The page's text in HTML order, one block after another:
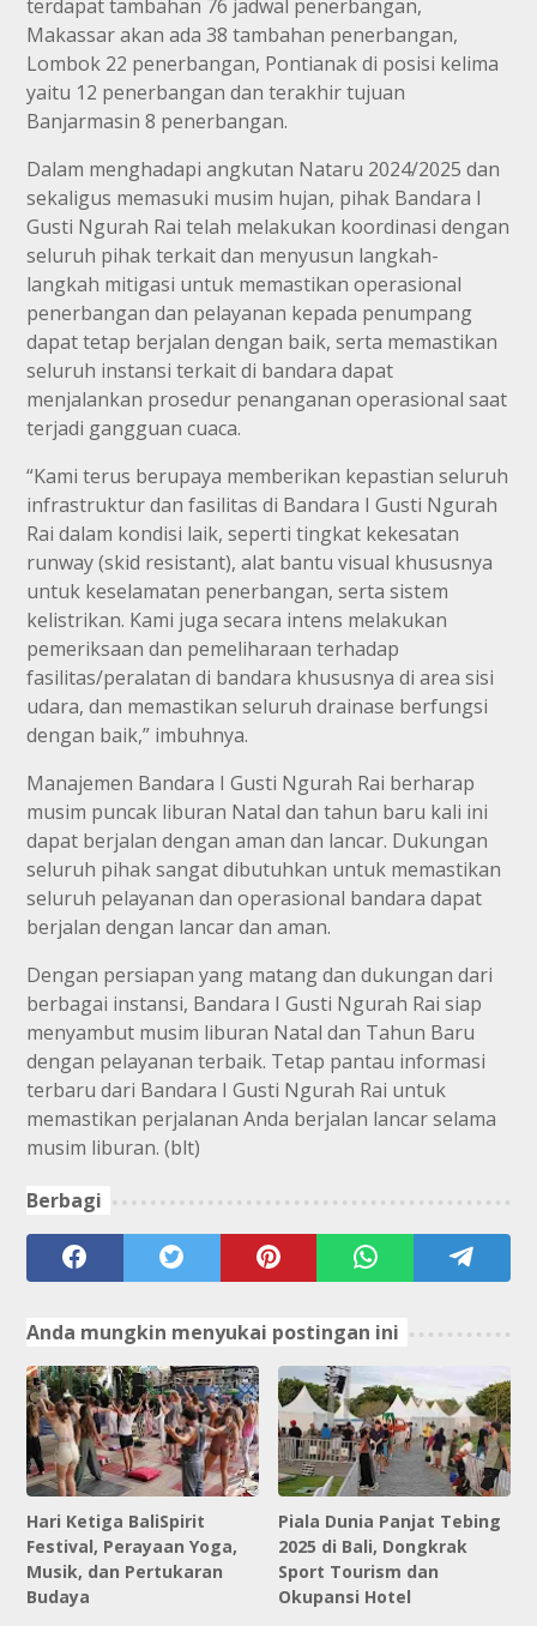
terdapat tambahan 76 jadwal penerbangan,
Makassar akan ada 38 tambahan penerbangan,
Lombok 22 penerbangan, Pontianak di posisi kelima
yaitu 12 penerbangan dan terakhir tujuan
Banjarmasin 8 penerbangan.
Dalam menghadapi angkutan Nataru 2024/2025 dan
sekaligus memasuki musim hujan, pihak Bandara I
Gusti Ngurah Rai telah melakukan koordinasi dengan
seluruh pihak terkait dan menyusun langkah-
langkah mitigasi untuk memastikan operasional
penerbangan dan pelayanan kepada penumpang
dapat tetap berjalan dengan baik, serta memastikan
seluruh instansi terkait di bandara dapat
menjalankan prosedur penanganan operasional saat
terjadi gangguan cuaca.
“Kami terus berupaya memberikan kepastian seluruh
infrastruktur dan fasilitas di Bandara I Gusti Ngurah
Rai dalam kondisi laik, seperti tingkat kekesatan
runway (skid resistant), alat bantu visual khususnya
untuk keselamatan penerbangan, serta sistem
kelistrikan. Kami juga secara intens melakukan
pemeriksaan dan pemeliharaan terhadap
fasilitas/peralatan di bandara khususnya di area sisi
udara, dan memastikan seluruh drainase berfungsi
dengan baik,” imbuhnya.
Manajemen Bandara I Gusti Ngurah Rai berharap
musim puncak liburan Natal dan tahun baru kali ini
dapat berjalan dengan aman dan lancar. Dukungan
seluruh pihak sangat dibutuhkan untuk memastikan
seluruh pelayanan dan operasional bandara dapat
berjalan dengan lancar dan aman.
Dengan persiapan yang matang dan dukungan dari
berbagai instansi, Bandara I Gusti Ngurah Rai siap
menyambut musim liburan Natal dan Tahun Baru
dengan pelayanan terbaik. Tetap pantau informasi
terbaru dari Bandara I Gusti Ngurah Rai untuk
memastikan perjalanan Anda berjalan lancar selama
musim liburan. (blt)
Berbagi
Anda mungkin menyukai postingan ini
Hari Ketiga BaliSpirit
Festival, Perayaan Yoga,
Musik, dan Pertukaran
Budaya
Piala Dunia Panjat Tebing
2025 di Bali, Dongkrak
Sport Tourism dan
Okupansi Hotel